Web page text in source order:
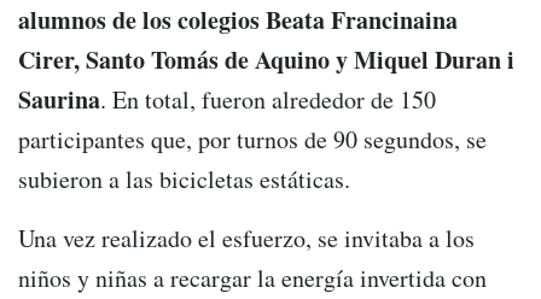
alumnos de los colegios Beata Francinaina
Cirer, Santo Tomás de Aquino y Miquel Duran i
Saurina. En total, fueron alrededor de 150
participantes que, por turnos de 90 segundos, se
subieron a las bicicletas estáticas.
Una vez realizado el esfuerzo, se invitaba a los
niños y niñas a recargar la energía invertida con